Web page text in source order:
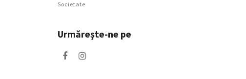
Societate
Urmăreşte-ne pe